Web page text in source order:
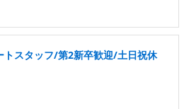
トスタッフ/第2新卒歓迎/土日祝休